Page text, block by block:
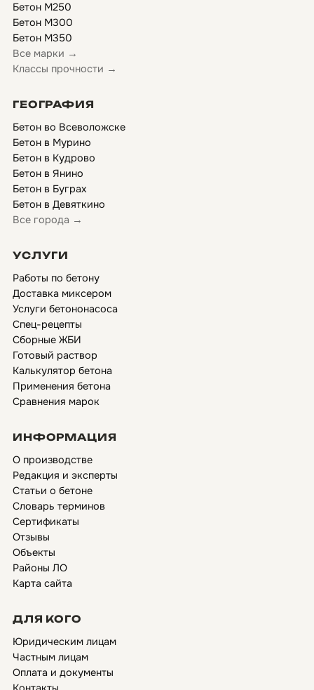
Бетон М250
Бетон М300
Бетон М350
Все марки →
Классы прочности →
ГЕОГРАФИЯ
Бетон во Всеволожске
Бетон в Мурино
Бетон в Кудрово
Бетон в Янино
Бетон в Буграх
Бетон в Девяткино
Все города →
УСЛУГИ
Работы по бетону
Доставка миксером
Услуги бетононасоса
Спец-рецепты
Сборные ЖБИ
Готовый раствор
Калькулятор бетона
Применения бетона
Сравнения марок
ИНФОРМАЦИЯ
О производстве
Редакция и эксперты
Статьи о бетоне
Словарь терминов
Сертификаты
Отзывы
Объекты
Районы ЛО
Карта сайта
ДЛЯ КОГО
Юридическим лицам
Частным лицам
Оплата и документы